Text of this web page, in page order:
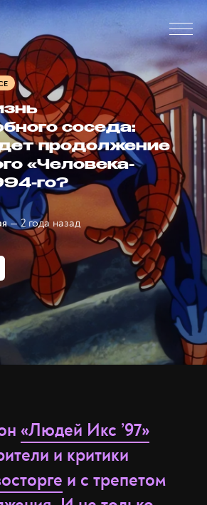
соседа:
продолжение
«Человека-
го?
— 2 года назад
«Людей Икс ’97»
и критики
и с трепетом